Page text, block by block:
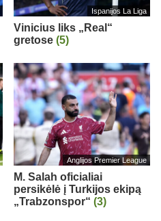
Ispanijos La Liga
Vinicius liks „Real“
gretose (5)
Anglijos Premier League
M. Salah oficialiai
persikėlė į Turkijos ekipą
„Trabzonspor“ (3)